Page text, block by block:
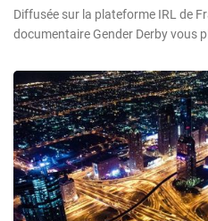
Diffusée sur la plateforme IRL de
documentaire Gender Derby vous